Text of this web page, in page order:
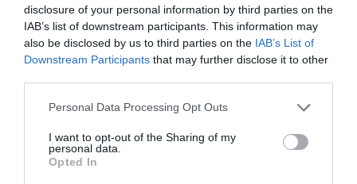
disclosure of your personal information by third parties on the
IAB’s list of downstream participants. This information may
also be disclosed by us to third parties on the IAB’s List of
Downstream Participants that may further disclose it to other
Personal Data Processing Opt Outs
I want to opt-out of the Sharing of my
personal data.
Opted In
RELACIONADES